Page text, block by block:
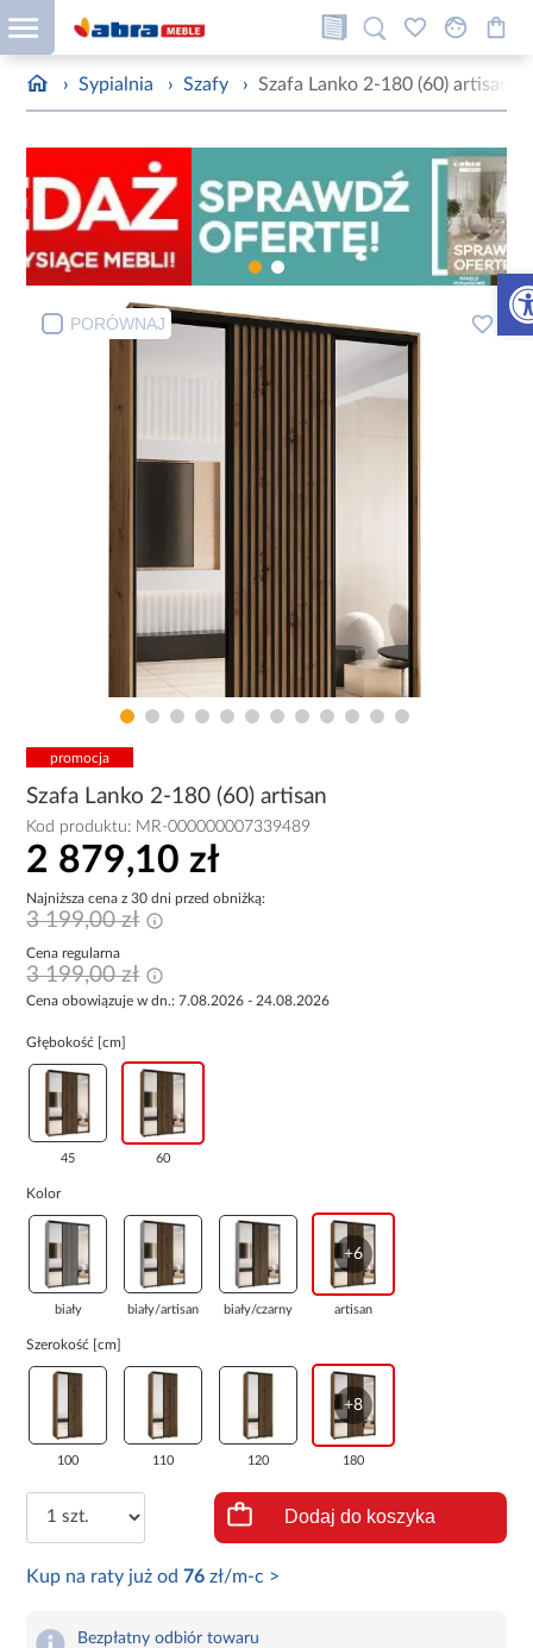
› Sypialnia › Szafy › Szafa Lanko 2-180 (60) artisan
PORÓWNAJ
promocja
Szafa Lanko 2-180 (60) artisan
Kod produktu: MR-000000007339489
2 879,10 zł
Najniższa cena z 30 dni przed obniżką:
3 199,00 zł
Cena regularna
3 199,00 zł
Cena obowiązuje w dn.: 7.08.2026 - 24.08.2026
Głębokość [cm]
45 60
Kolor
biały biały/artisan biały/czarny
+6
artisan
Szerokość [cm]
100 110 120
+8
180
Dodaj do koszyka
Kup na raty już od76 zł/m-c >
Bezpłatny odbiór towaru